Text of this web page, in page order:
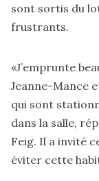
sont sortis du
frustrants.
«J’emprunte
Jeanne-Mance
qui sont
dans la salle,
Feig. Il a invité
éviter cette